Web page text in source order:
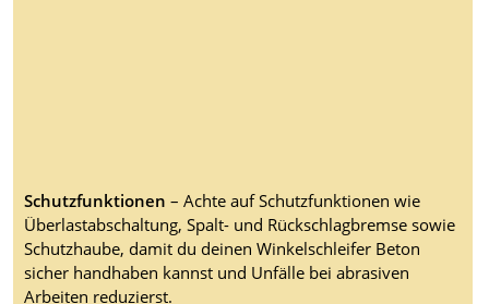
Schutzfunktionen – Achte auf Schutzfunktionen wie
Überlastabschaltung, Spalt- und Rückschlagbremse sowie
Schutzhaube, damit du deinen Winkelschleifer Beton
sicher handhaben kannst und Unfälle bei abrasiven
Arbeiten reduzierst.